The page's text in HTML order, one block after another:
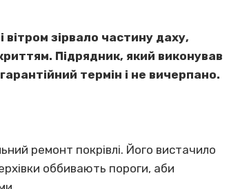
вітром зірвало частину даху,
Підрядник, який виконував
термін і не вичерпано.
ремонт покрівлі. Його вистачило
оббивають пороги, аби